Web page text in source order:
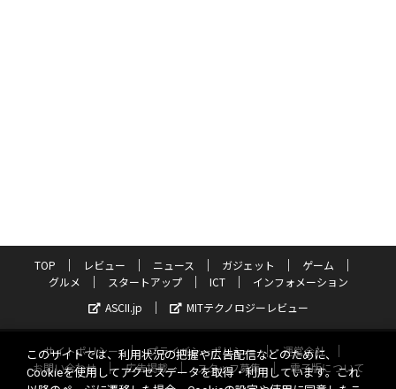
TOP レビュー ニュース ガジェット
ゲーム
グルメ
スタートアップ ICT
インフォメーション
ASCII.jp
MITテクノロジーレビュー
サイトポリシー プライバシーポリシー
運営会社
お問い合わせ
広告掲載 スタッフ募集
電子版について
このサイトでは、利用状況の把握や広告配信などのために、
Cookieを使用してアクセスデータを取得・利用しています。これ